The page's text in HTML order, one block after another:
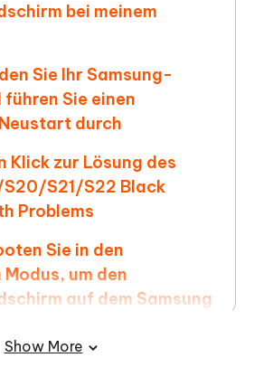
bei meinem
Sie Ihr Samsung-
Sie einen
durch
Klick zur Lösung des
S21/S22 Black
Problems
Sie in den
um den
auf dem Samsung
Show More